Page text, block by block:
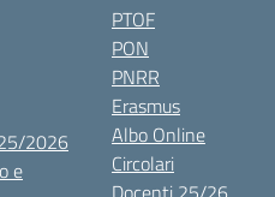
2026
e
PTOF
PON
PNRR
Erasmus
Albo Online
Circolari